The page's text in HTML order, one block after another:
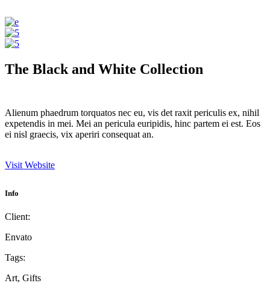
The Black and White Collection
Alienum phaedrum torquatos nec eu, vis det raxit periculis ex, nihil
expetendis in mei. Mei an pericula euripidis, hinc partem ei est. Eos
ei nisl graecis, vix aperiri consequat an.
Visit Website
Info
Client:
Envato
Tags:
Art, Gifts